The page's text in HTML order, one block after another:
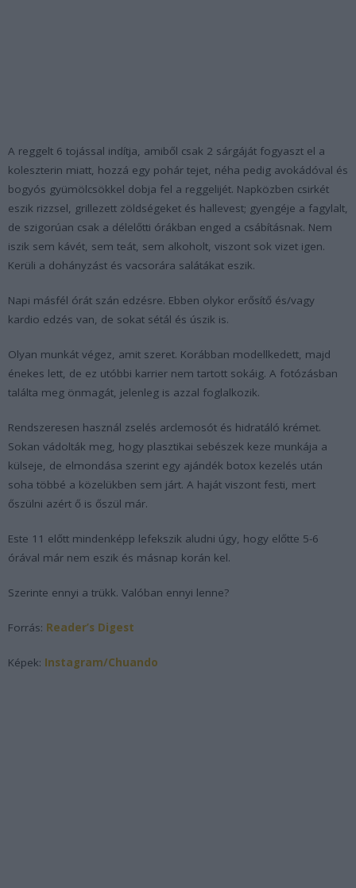
A reggelt 6 tojással indítja, amiből csak 2 sárgáját fogyaszt el a
koleszterin miatt, hozzá egy pohár tejet, néha pedig avokádóval és
bogyós gyümölcsökkel dobja fel a reggelijét. Napközben csirkét
eszik rizzsel, grillezett zöldségeket és hallevest; gyengéje a fagylalt,
de szigorúan csak a délelőtti órákban enged a csábításnak. Nem
iszik sem kávét, sem teát, sem alkoholt, viszont sok vizet igen.
Kerüli a dohányzást és vacsorára salátákat eszik.
Napi másfél órát szán edzésre. Ebben olykor erősítő és/vagy
kardio edzés van, de sokat sétál és úszik is.
Olyan munkát végez, amit szeret. Korábban modellkedett, majd
énekes lett, de ez utóbbi karrier nem tartott sokáig. A fotózásban
találta meg önmagát, jelenleg is azzal foglalkozik.
Rendszeresen használ zselés arclemosót és hidratáló krémet.
Sokan vádolták meg, hogy plasztikai sebészek keze munkája a
külseje, de elmondása szerint egy ajándék botox kezelés után
soha többé a közelükben sem járt. A haját viszont festi, mert
őszülni azért ő is őszül már.
Este 11 előtt mindenképp lefekszik aludni úgy, hogy előtte 5-6
órával már nem eszik és másnap korán kel.
Szerinte ennyi a trükk. Valóban ennyi lenne?
Forrás: Reader’s Digest
Képek: Instagram/Chuando